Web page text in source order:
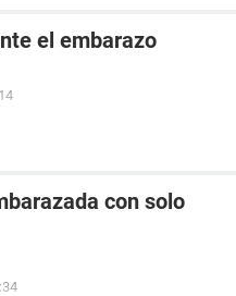
el embarazo
con solo